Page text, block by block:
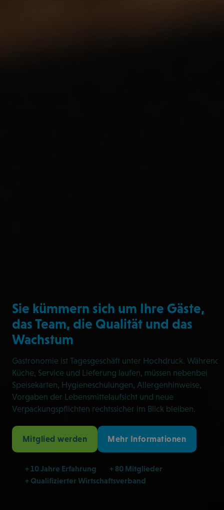
Sie kümmern sich um Ihre Gäste,
das Team, die Qualität und das
Wachstum
Gastronomie ist Tagesgeschäft unter Hochdruck. Während
Küche, Service und Lieferung laufen, müssen nebenbei
Speisekarten, Hygieneschulungen, Allergenhinweise,
Vorgaben der Lebensmittelaufsicht und neue
Verpackungspflichten rechtssicher im Blick bleiben.
Mitglied werden Mehr Informationen
+ 10 Jahre Erfahrung
+ 80 Mitglieder
+ Qualifizierter Wirtschaftsverband